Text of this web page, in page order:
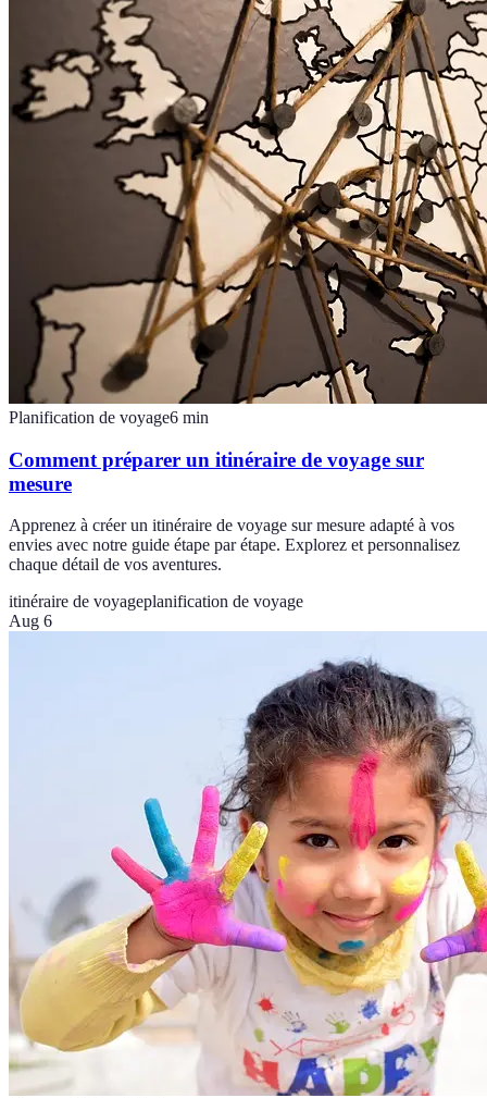
Planification de voyage6 min
Comment préparer un itinéraire de voyage sur
mesure
Apprenez à créer un itinéraire de voyage sur mesure adapté à vos
envies avec notre guide étape par étape. Explorez et personnalisez
chaque détail de vos aventures.
itinéraire de voyageplanification de voyage
Aug 6